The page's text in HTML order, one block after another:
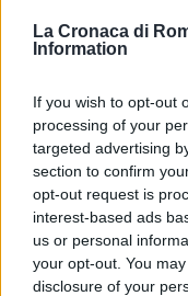
La Cronaca di
Information
If you wish to opt-out
processing of your
targeted advertising
section to confirm
opt-out request is
interest-based ads
us or personal
your opt-out. You
disclosure of your
ATTUALITÀ
Fontana di
oggi,
pace